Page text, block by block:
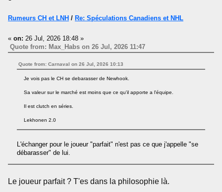
Rumeurs CH et LNH / Re: Spéculations Canadiens et NHL
« on: 26 Jul, 2026 18:48 »
Quote from: Max_Habs on 26 Jul, 2026 11:47
Quote from: Carnaval on 26 Jul, 2026 10:13
Je vois pas le CH se debarasser de Newhook.
Sa valeur sur le marché est moins que ce qu'il apporte a l'équipe.
Il est clutch en séries.
Lekhonen 2.0
L'échanger pour le joueur "parfait" n'est pas ce que j'appelle "se
débarasser" de lui.
Le joueur parfait ? T'es dans la philosophie là.